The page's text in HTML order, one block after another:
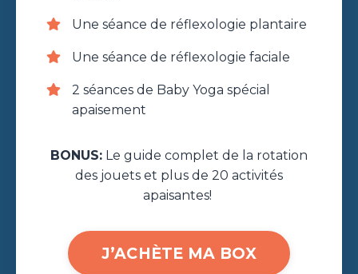
Une séance de réflexologie plantaire
Une séance de réflexologie faciale
2 séances de Baby Yoga spécial
apaisement
BONUS: Le guide complet de la rotation
des jouets et plus de 20 activités
apaisantes!
J’ACHÈTE MA BOX